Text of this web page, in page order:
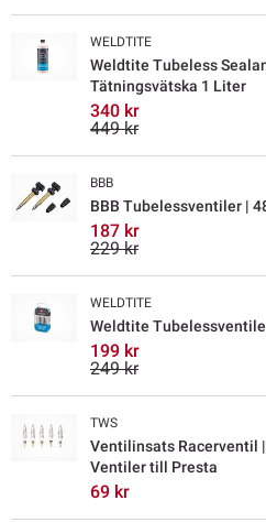
WELDTITE
Weldtite Tubeless
Tätningsvätska 1 Liter
340 kr
449 kr
BBB
BBB Tubelessventiler |
187 kr
229 kr
WELDTITE
Weldtite
199 kr
249 kr
TWS
Ventilinsats Racerventil
Ventiler till Presta
69 kr